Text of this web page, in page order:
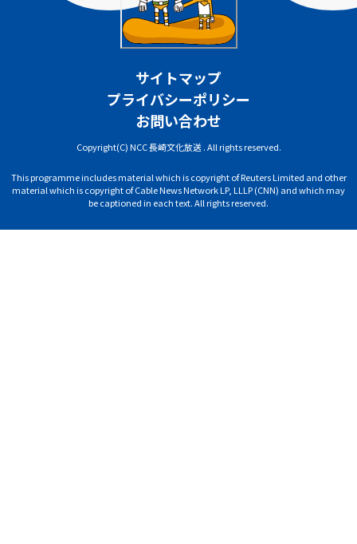
サイトマップ
プライバシーポリシー
お問い合わせ
Copyright(C) NCC 長崎文化放送 . All rights reserved.
This programme includes material which is copyright of Reuters Limited and other
material which is copyright of Cable News Network LP, LLLP (CNN) and which may
be captioned in each text. All rights reserved.